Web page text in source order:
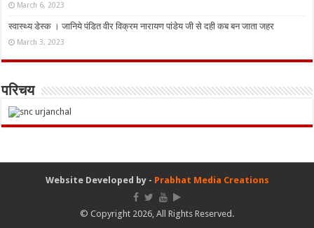
March 6, 2023
स्वास्थ्य डेस्क । जानिये पंडित वीर विक्रम नारायण पांडेय जी से दही कब बन जाता जहर
March 3, 2023
परिचय
Website Developed by - Prabhat Media Creations
© Copyright 2026, All Rights Reserved.